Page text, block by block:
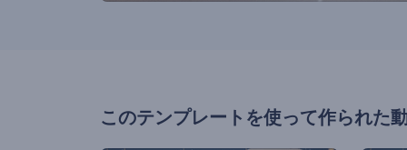
このテンプレートを使って作られた